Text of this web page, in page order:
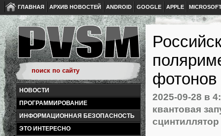
ГЛАВНАЯ АРХИВ НОВОСТЕЙ ANDROID GOOGLE APPLE
НОВОСТИ
ПРОГРАММИРОВАНИЕ
ИНФОРМАЦИОННАЯ БЕЗОПАСНОСТЬ
ЭТО ИНТЕРЕСНО
фотонов
2025-09-28 в
квантовая
сцинтиллятор